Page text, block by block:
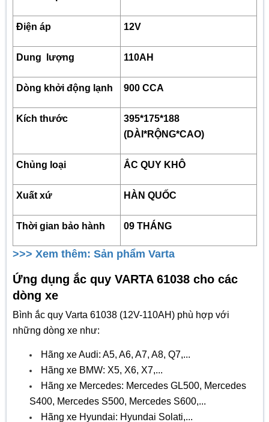
Điện áp 12V
Dung lượng 110AH
Dòng khởi động lạnh 900CCA
Kích thước 395*175*188
(DÀI*RỘNG*CAO)
Chủng loại ẮC QUY KHÔ
Xuất xứ HÀN QUỐC
Thời gian bảo hành 09THÁNG
>>> Xem thêm: Sản phẩm Varta
Ứng dụng ắc quy VARTA 61038 cho các
dòng xe
Bình ắc quy Varta 61038 (12V-110AH) phù hợp với
những dòng xe như:
Hãng xe Audi: A5, A6, A7, A8, Q7,...
Hãng xe BMW: X5, X6, X7,...
Hãng xe Mercedes: Mercedes GL500, Mercedes
S400, Mercedes S500, Mercedes S600,...
Hãng xe Hyundai: Hyundai Solati,...